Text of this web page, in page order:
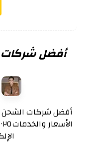
أفضل
أفضل شركات الشحن